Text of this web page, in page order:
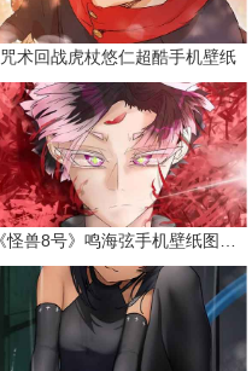
咒术回战虎杖悠仁超酷手机壁纸
《怪兽8号》鸣海弦手机壁纸图片合集